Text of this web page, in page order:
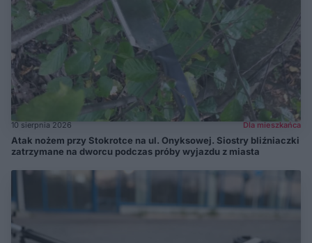
10 sierpnia 2026 Dla mieszkańca
Atak nożem przy Stokrotce na ul. Onyksowej. Siostry bliźniaczki
zatrzymane na dworcu podczas próby wyjazdu z miasta